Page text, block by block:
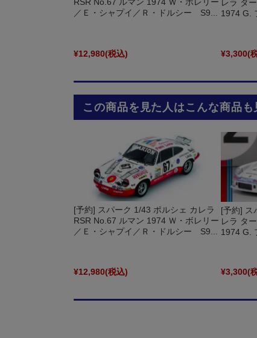
／Ｅ・シャプイ／Ｒ・ドルシー S9...
¥12,980(税込)
レラ タ
1974 G.
¥3,300(
この商品を見た人はこんな商品も
[予約] スパーク 1/43 ポルシェ カレラ
RSR No.67 ルマン 1974 Ｗ・ボレリー
／Ｅ・シャプイ／Ｒ・ドルシー S9...
¥12,980(税込)
[予約] ス
レラ タ
1974 G.
¥3,300(